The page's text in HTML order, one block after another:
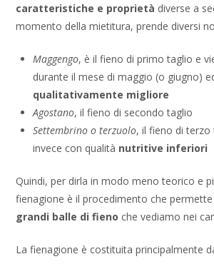
caratteristiche e proprietà diverse a
momento della mietitura, prende diversi
Maggengo, è il fieno di primo taglio e
durante il mese di maggio (o giugno)
qualitativamente migliore
Agostano, il fieno di secondo taglio
Settembrino o terzuolo, il fieno di terzo
invece con qualità nutritive inferiori
Quindi, per dirla in modo meno teorico e
fienagione è il procedimento che
grandi balle di fieno che vediamo nei
La fienagione è costituita principalmente